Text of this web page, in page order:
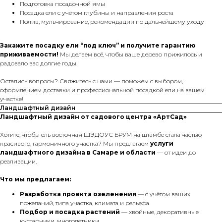
Подготовка посадочной ямы
Посадка ели с учётом глубины и направления роста
Полив, мульчирование, рекомендации по дальнейшему уходу
Закажите посадку ели “под ключ” и получите гарантию
приживаемости! Мы делаем всё, чтобы ваше дерево прижилось и
радовало вас долгие годы.
Остались вопросы? Свяжитесь с нами — поможем с выбором,
оформлением доставки и профессиональной посадкой ели на вашем
участке!
Ландшафтный дизайн
Ландшафтный дизайн от садового центра «АртСад»
Хотите, чтобы ель восточная ШЭДОУС БРУМ на штамбе стала частью
красивого, гармоничного участка? Мы предлагаем услуги
ландшафтного дизайна в Самаре и области — от идеи до
реализации.
Что мы предлагаем:
Разработка проекта озеленения — с учётом ваших
пожеланий, типа участка, климата и рельефа
Подбор и посадка растений — хвойные, декоративные